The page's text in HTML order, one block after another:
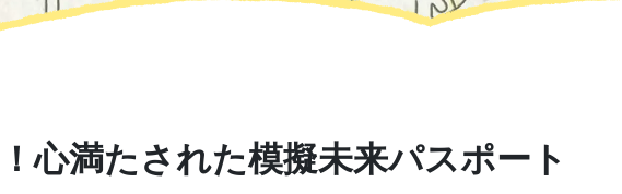
心満たされた模擬未来パスポート